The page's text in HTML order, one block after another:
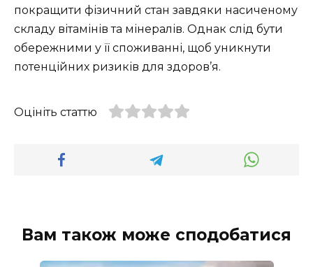
покращити фізичний стан завдяки насиченому
складу вітамінів та мінералів. Однак слід бути
обережними у її споживанні, щоб уникнути
потенційних ризиків для здоров’я.
Оцініть статтю
Вам також може сподобатися